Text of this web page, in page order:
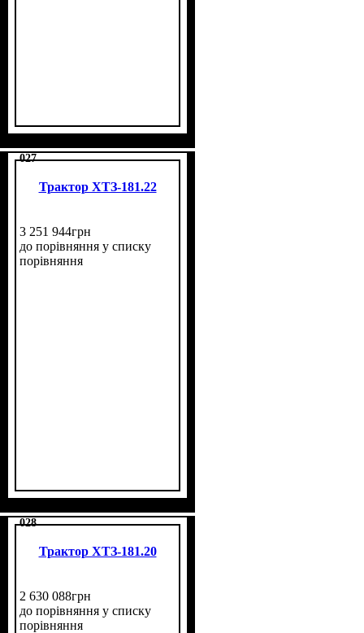
027
Трактор ХТЗ-181.22
3 251 944грн
до порівняння у списку
порівняння
028
Трактор ХТЗ-181.20
2 630 088грн
до порівняння у списку
порівняння